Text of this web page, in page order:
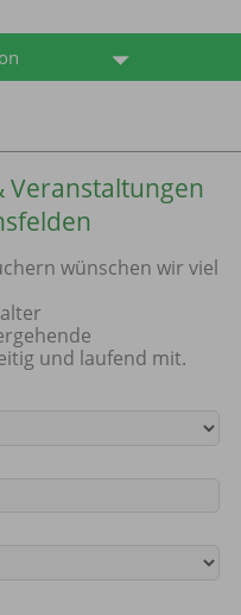
Veranstaltungen
wünschen wir viel
und laufend mit.